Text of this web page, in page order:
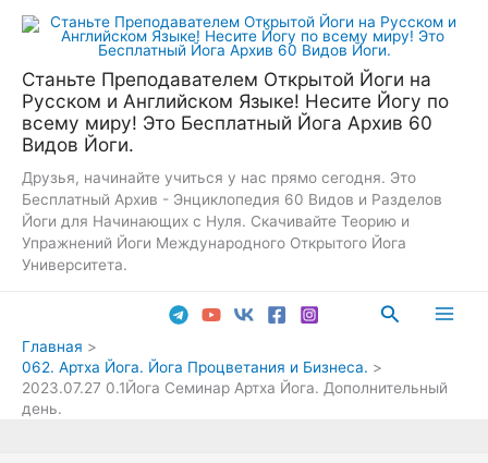
Перейти
Станьте Преподавателем Открытой Йоги на
Русском и Английском Языке! Несите Йогу по
всему миру! Это Бесплатный Йога Архив 60
Видов Йоги.
Друзья, начинайте учиться у нас прямо сегодня. Это
Бесплатный Архив - Энциклопедия 60 Видов и Разделов
Йоги для Начинающих с Нуля. Скачивайте Теорию и
Упражнений Йоги Международного Открытого Йога
Университета.
Поиск
Главная
062. Артха Йога. Йога Процветания и Бизнеса.
2023.07.27 0.1Йога Семинар Артха Йога. Дополнительный
день.